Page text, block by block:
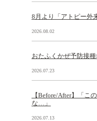
8月より「アトピー外
2026.08.02
おたふくかぜ予防接
2026.07.23
【Before/After】「こ
な…」
2026.07.13